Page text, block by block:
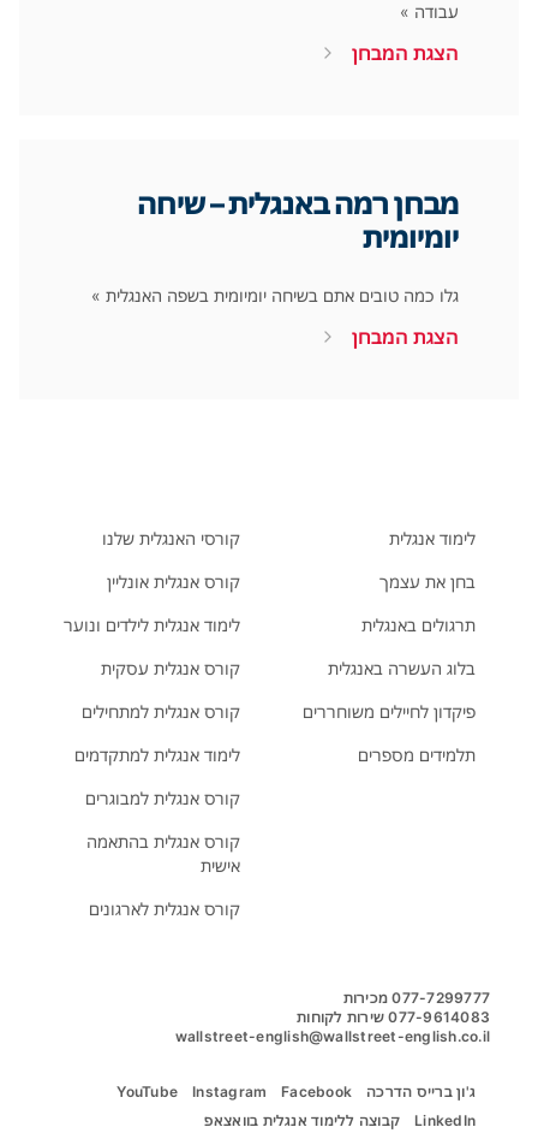
עבודה »
הצגת המבחן
מבחן רמה באנגלית – שיחה
יומיומית
גלו כמה טובים אתם בשיחה יומיומית בשפה האנגלית »
הצגת המבחן
לימוד אנגלית
בחן את עצמך
תרגולים באנגלית
בלוג העשרה באנגלית
פיקדון לחיילים משוחררים
תלמידים מספרים
קורסי האנגלית שלנו
קורס אנגלית אונליין
לימוד אנגלית לילדים ונוער
קורס אנגלית עסקית
קורס אנגלית למתחילים
לימוד אנגלית למתקדמים
קורס אנגלית למבוגרים
קורס אנגלית בהתאמה
אישית
קורס אנגלית לארגונים
077-9614083 שירות לקוחות
wallstreet-english@wallstreet-english.co.il
ג'ון ברייס הדרכה Facebook
Instagram
YouTube
LinkedIn
קבוצה ללימוד אנגלית בוואצאפ